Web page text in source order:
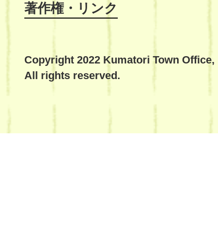
著作権・リンク
Copyright 2022 Kumatori Town Office,
All rights reserved.